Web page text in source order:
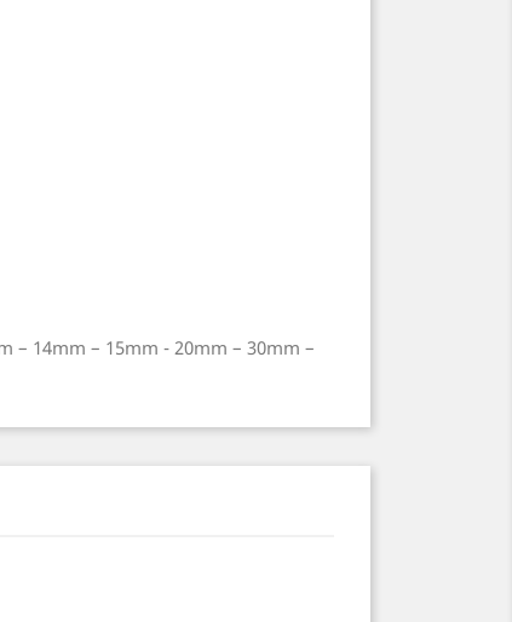
– 14mm – 15mm - 20mm – 30mm –